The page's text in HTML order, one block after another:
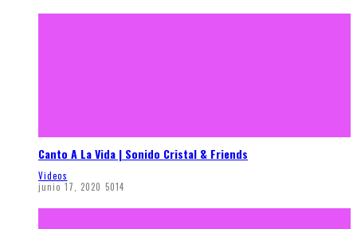
Canto A La Vida | Sonido Cristal & Friends
Videos
junio 17, 2020 5014